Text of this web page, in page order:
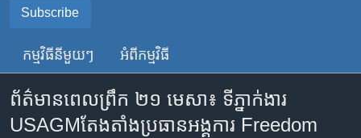
រំលង​
ទំព័រ​
ព័ត៌មាន​​
តែ​
អន្តរជាតិ
ចិន
ហេឡូវីអូអេ
កម្ពុជាច្នៃប្រតិដ្ឋ
Subscribe
SUBSCRIBE
Spotify
កម្មវិធី​នីមួយៗ អំពី​កម្មវិធី​
ព័ត៌មាន​ពេល​ព្រឹក ២១ មេសា៖ ទីភ្នាក់ងារ​
USAGMតែង​តាំង​ប្រធាន​អង្គការ​ Freedom